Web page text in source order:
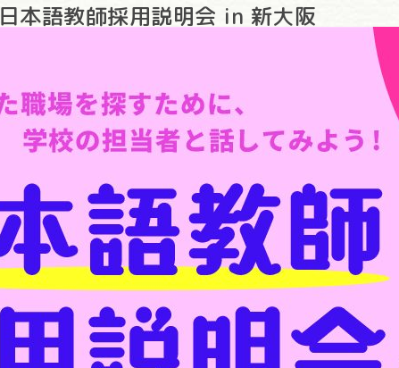
本語教師採用説明会 in 新大阪